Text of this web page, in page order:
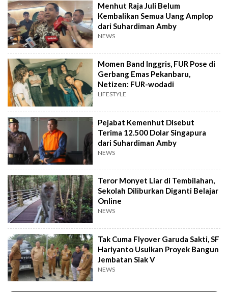
Menhut Raja Juli Belum
Kembalikan Semua Uang Amplop
dari Suhardiman Amby
NEWS
Momen Band Inggris, FUR Pose di
Gerbang Emas Pekanbaru,
Netizen: FUR-wodadi
LIFESTYLE
Pejabat Kemenhut Disebut
Terima 12.500 Dolar Singapura
dari Suhardiman Amby
NEWS
Teror Monyet Liar di Tembilahan,
Sekolah Diliburkan Diganti Belajar
Online
NEWS
Tak Cuma Flyover Garuda Sakti, SF
Hariyanto Usulkan Proyek Bangun
Jembatan Siak V
NEWS